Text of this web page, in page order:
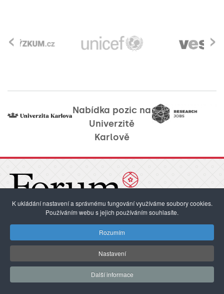
›
‹
Nabídka pozic na
Univerzitě
Karlově
Ovocný trh 3–5, 116 36 Praha 1
Kontakty / Redakce
Pokyny pro autory
K ukládání nastavení a správnému fungování využíváme soubory cookies.
Používáním webu s jejich používáním souhlasíte.
Rozumím
Nastavení
Další informace